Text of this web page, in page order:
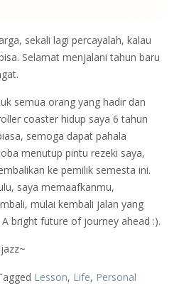
sekali lagi percayalah, kalau
Selamat menjalani tahun baru
semua orang yang hadir dan
coaster hidup saya 6 tahun
semoga dapat pahala
menutup pintu rezeki saya,
ke pemilik semesta ini.
saya memaafkanmu,
mulai kembali jalan yang
bright future of journey ahead :).
Lesson, Life, Personal